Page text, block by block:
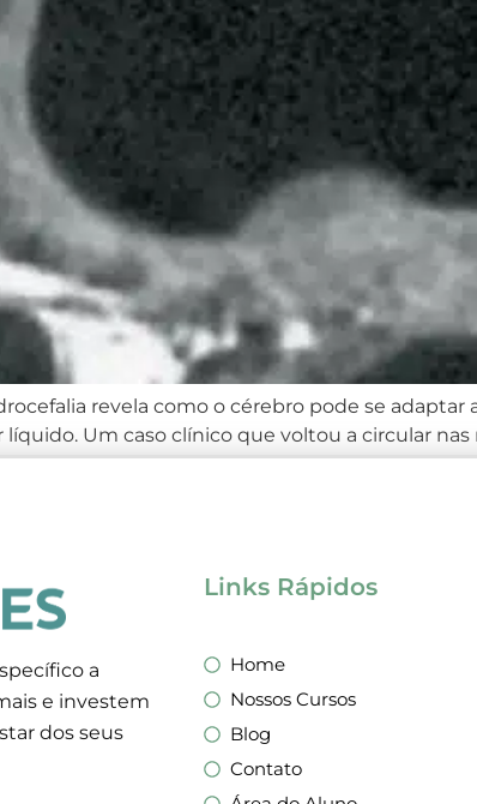
revela como o cérebro pode se
Um caso clínico que voltou a circular
por acaso que possuía uma extensa cavidade
a
e investem
dos seus
Links Rápidos
Home
Nossos Cursos
Blog
Contato